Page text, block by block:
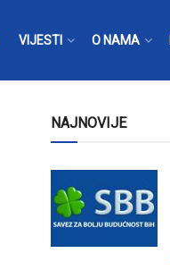
VIJESTI O NAMA
NAJNOVIJE